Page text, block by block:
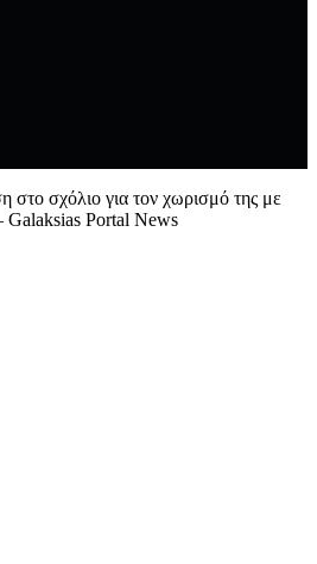
στο σχόλιο για τον χωρισμό της με
Galaksias Portal News